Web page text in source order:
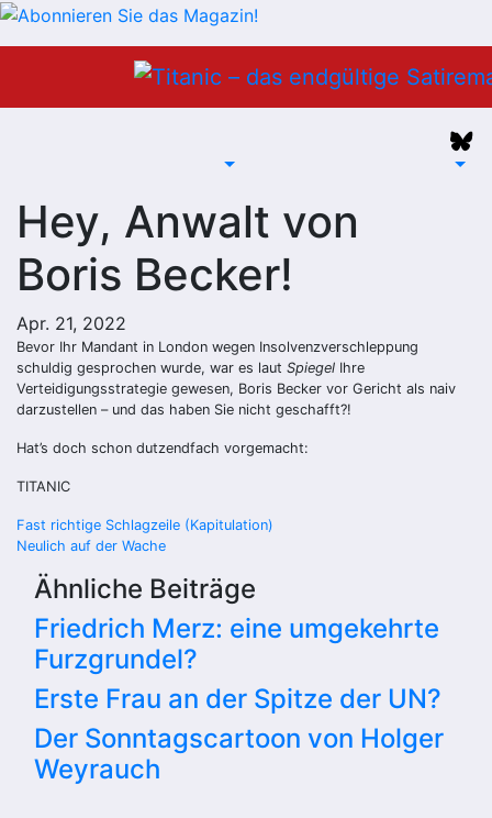
Hey, Anwalt von
Boris Becker!
Apr. 21, 2022
Bevor Ihr Mandant in London wegen Insolvenzverschleppung
schuldig gesprochen wurde, war es laut Spiegel Ihre
Verteidigungsstrategie gewesen, Boris Becker vor Gericht als naiv
darzustellen – und das haben Sie nicht geschafft?!
Hat’s doch schon dutzendfach vorgemacht:
TITANIC
Beitragsnavigation
Fast richtige Schlagzeile (Kapitulation)
Neulich auf der Wache
Ähnliche Beiträge
Friedrich Merz: eine umgekehrte
Furzgrundel?
Erste Frau an der Spitze der UN?
Der Sonntagscartoon von Holger
Weyrauch